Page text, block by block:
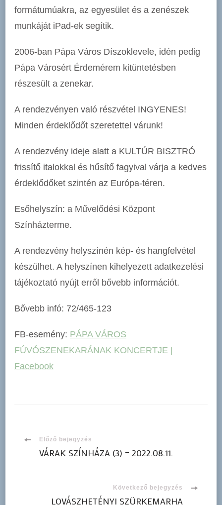
formátumúakra, az egyesület és a zenészek
munkáját iPad-ek segítik.
2006-ban Pápa Város Díszoklevele, idén pedig
Pápa Városért Érdemérem kitüntetésben
részesült a zenekar.
A rendezvényen való részvétel INGYENES!
Minden érdeklődőt szeretettel várunk!
A rendezvény ideje alatt a KULTÚR BISZTRÓ
frissítő italokkal és hűsítő fagyival várja a kedves
érdeklődőket szintén az Európa-téren.
Esőhelyszín: a Művelődési Központ
Színházterme.
A rendezvény helyszínén kép- és hangfelvétel
készülhet. A helyszínen kihelyezett adatkezelési
tájékoztató nyújt erről bővebb információt.
Bővebb infó: 72/465-123
FB-esemény: PÁPA VÁROS
FÚVÓSZENEKARÁNAK KONCERTJE |
Facebook
Bejegyzések
Előző bejegyzés
VÁRAK SZÍNHÁZA (3) – 2022.08.11.
Következő bejegyzés
LOVÁSZHETÉNYI SZÜRKEMARHA